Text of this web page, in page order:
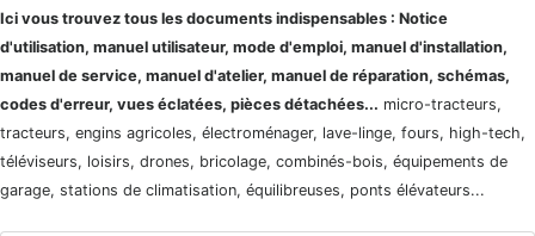
Ici vous trouvez tous les documents indispensables : Notice
d'utilisation, manuel utilisateur, mode d'emploi, manuel d'installation,
manuel de service, manuel d'atelier, manuel de réparation, schémas,
codes d'erreur, vues éclatées, pièces détachées... micro-tracteurs,
tracteurs, engins agricoles, électroménager, lave-linge, fours, high-tech,
téléviseurs, loisirs, drones, bricolage, combinés-bois, équipements de
garage, stations de climatisation, équilibreuses, ponts élévateurs...